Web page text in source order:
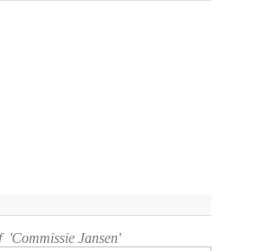
'Commissie Jansen'